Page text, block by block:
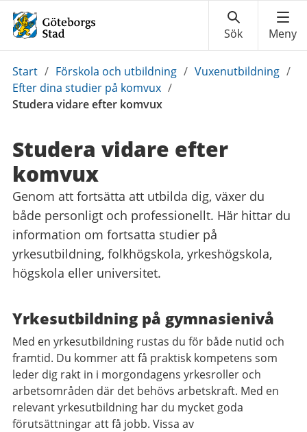
Du
är
här:
Start / Förskola och utbildning / Vuxenutbildning /
Efter dina studier på komvux /
Studera vidare efter komvux
Studera vidare efter
komvux
Genom att fortsätta att utbilda dig, växer du
både personligt och professionellt. Här hittar du
information om fortsatta studier på
yrkesutbildning, folkhögskola, yrkeshögskola,
högskola eller universitet.
Yrkesutbildning på gymnasienivå
Med en yrkesutbildning rustas du för både nutid och
framtid. Du kommer att få praktisk kompetens som
leder dig rakt in i morgondagens yrkesroller och
arbetsområden där det behövs arbetskraft. Med en
relevant yrkesutbildning har du mycket goda
förutsättningar att få jobb. Vissa av